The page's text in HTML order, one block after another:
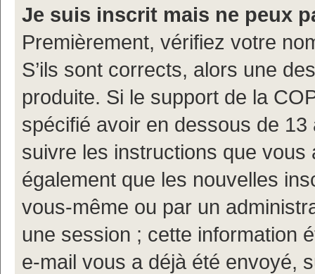
Je suis inscrit mais ne peux
Premièrement, vérifiez votre
S’ils sont corrects, alors une
produite. Si le support de la
spécifié avoir en dessous de
suivre les instructions que
également que les nouvelles
vous-même ou par un
une session ; cette information
e-mail vous a déjà été envoyé,